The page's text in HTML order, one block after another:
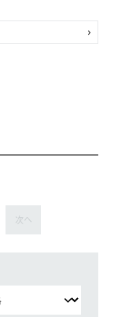
次へ